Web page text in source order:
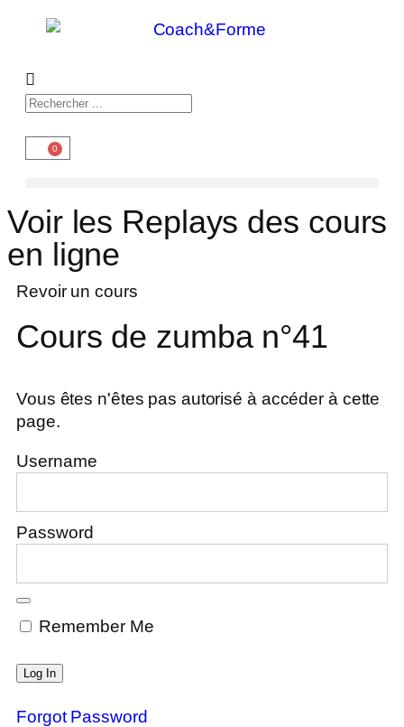
0
Voir les Replays des cours
en ligne
Revoir un cours
Cours de zumba n°41
Vous êtes n'êtes pas autorisé à accéder à cette
page.
Username
Password
Remember Me
Forgot Password